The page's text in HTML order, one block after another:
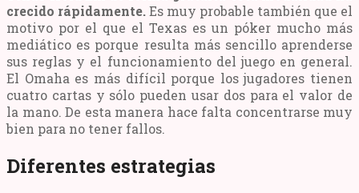
crecido rápidamente.Es muy probable también que el
motivo por el que el Texas es un póker mucho más
mediático es porque resulta más sencillo aprenderse
sus reglas y el funcionamiento del juego en general.
El Omaha es más difícil porque los jugadores tienen
cuatro cartas y sólo pueden usar dos para el valor de
la mano. De esta manera hace falta concentrarse muy
bien para no tener fallos.
Diferentes estrategias